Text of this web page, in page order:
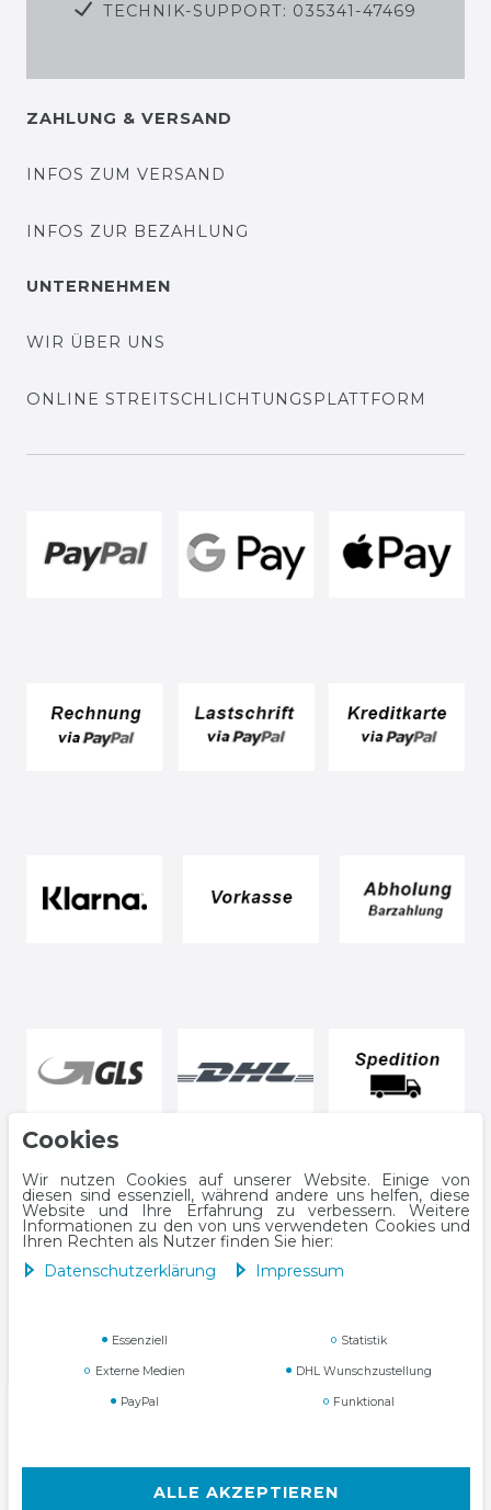
Cookies
Wir nutzen Cookies auf unserer Website. Einige von
diesen sind essenziell, während andere uns helfen, diese
Website und Ihre Erfahrung zu verbessern. Weitere
Informationen zu den von uns verwendeten Cookies und
Ihren Rechten als Nutzer finden Sie hier:
Daten­schutz­erklärung
Impressum
Essenziell Statistik
Externe Medien DHL Wunschzustellung
PayPal Funktional
ALLE AKZEPTIEREN
TECHNIK-SUPPORT: 035341-47469
ZAHLUNG & VERSAND
INFOS ZUM VERSAND
INFOS ZUR BEZAHLUNG
UNTERNEHMEN
WIR ÜBER UNS
ONLINE STREITSCHLICHTUNGSPLATTFORM
Impressum Daten­schutz­erklärung